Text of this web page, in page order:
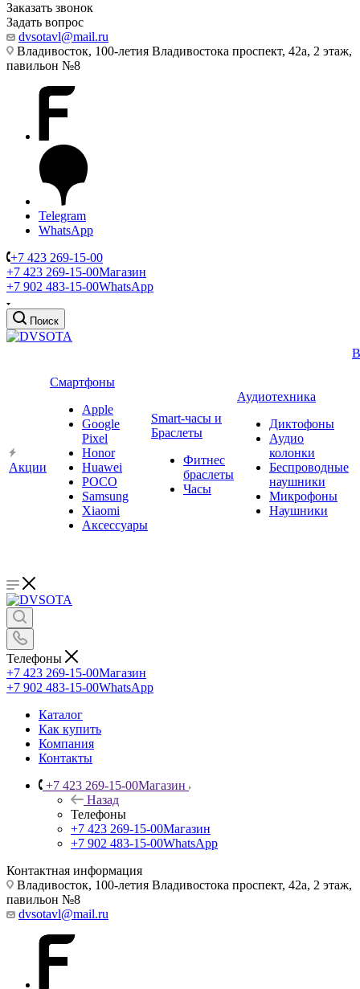
Заказать звонок
Задать вопрос
dvsotavl@mail.ru
Владивосток, 100-летия Владивостока проспект, 42а, 2 этаж,
павильон №8
Telegram
WhatsApp
+7 423 269-15-00
+7 423 269-15-00Магазин
+7 902 483-15-00WhatsApp
Поиск
Акции
Смартфоны
Apple
Google
Pixel
Honor
Huawei
POCO
Samsung
Xiaomi
Аксессуары
Smart-часы и
Браслеты
Фитнес
браслеты
Часы
Аудиотехника
Диктофоны
Аудио
колонки
Беспроводные
наушники
Микрофоны
Наушники
Телефоны
+7 423 269-15-00Магазин
+7 902 483-15-00WhatsApp
Каталог
Как купить
Компания
Контакты
+7 423 269-15-00Магазин
Назад
Телефоны
+7 423 269-15-00Магазин
+7 902 483-15-00WhatsApp
Контактная информация
Владивосток, 100-летия Владивостока проспект, 42а, 2 этаж,
павильон №8
dvsotavl@mail.ru